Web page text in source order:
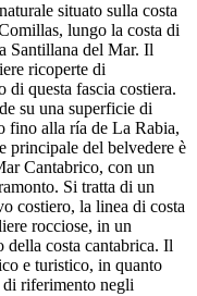
situato sulla costa
lungo la costa di
Santillana del Mar. Il
ricoperte di
di questa fascia costiera.
su una superficie di
fino alla ría de La Rabia,
principale del belvedere è
Cantabrico, con un
Si tratta di un
costiero, la linea di costa
rocciose, in un
della costa cantabrica. Il
e turistico, in quanto
riferimento negli